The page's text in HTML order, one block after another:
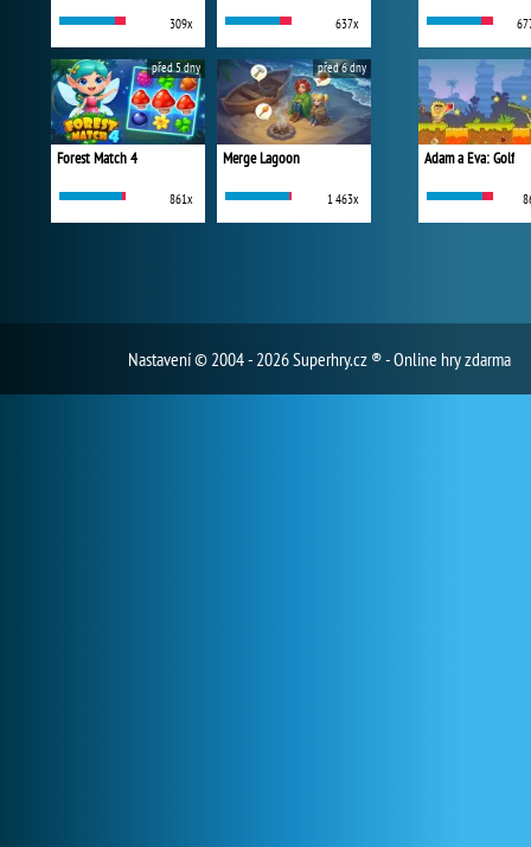
309x 637x
Forest Match 4
861x
před 5 dny
Merge Lagoon
1 463x
před 6 dny
Adam a Eva: Golf
Nastavení© 2004 - 2026 Superhry.cz ® - Online hry zdarma